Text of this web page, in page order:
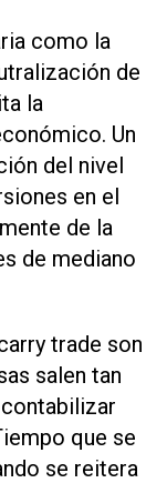
como la
de
la
Un
del nivel
en el
de la
de mediano
trade son
salen tan
que se
se reitera